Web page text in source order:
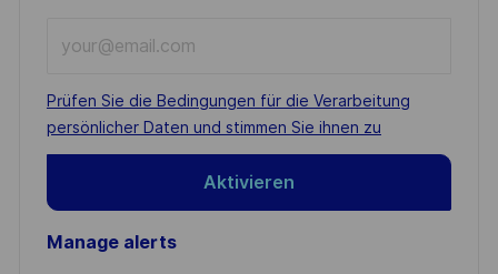
Email
address
(Required)
Required
Prüfen Sie die Bedingungen für die Verarbeitung
persönlicher Daten und stimmen Sie ihnen zu
Aktivieren
Manage alerts